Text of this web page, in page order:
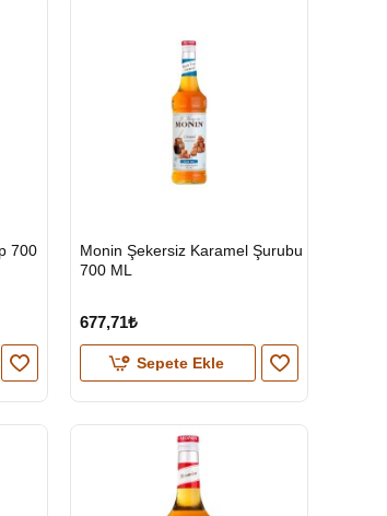
700
GÖNDERİ
Monin Şekersiz Karamel Şurubu
700 ML
677,71₺
Sepete Ekle